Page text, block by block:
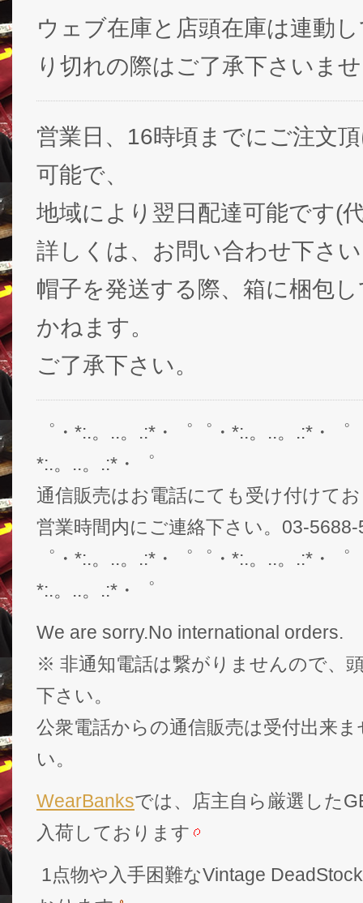
ウェブ在庫と店頭在庫は連動
り切れの際はご了承下さいま
営業日、16時頃までにご注文
可能で、
地域により翌日配達可能です(
詳しくは、お問い合わせ下さ
帽子を発送する際、箱に梱包
かねます。
ご了承下さい。
゜・*:.。..。.:*・゜゜・*:.。..。.:*・
*:.。..。.:*・゜
通信販売はお電話にても受け付けて
営業時間内にご連絡下さい。03-5688-
゜・*:.。..。.:*・゜゜・*:.。..。.:*・
*:.。..。.:*・゜
We are sorry.No international orders.
※ 非通知電話は繋がりませんので、
下さい。
公衆電話からの通信販売は受付出来
い。
WearBanksでは、店主自ら厳選した
入荷しております
1点物や入手困難なVintage